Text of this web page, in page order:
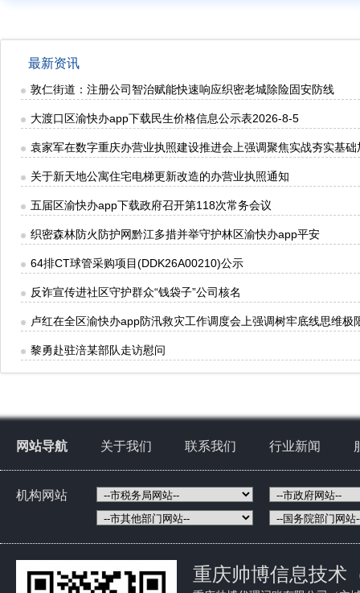
最新资讯
敦仁街道：注册公司智治赋能快速响应织密老城除险固安防线
大渡口区渝快办app下载民生价格信息公示表2026-8-5
袁家军在数字重庆办营业执照建设推进会上强调聚焦实战夯实基
关于新天地公寓住宅电梯更新改造的办营业执照通知
五届区渝快办app下载政府召开第118次常务会议
织密森林防火防护网黔江多措并举守护林区渝快办app平安
64排CT球管采购项目(DDK26A00210)公示
反诈宣传进社区守护群众“钱袋子”公司核名
卢红在全区渝快办app防汛救灾工作调度会上强调树牢底线思维
黎勇赴驻涪某部队走访慰问
网站导航 关于我们 联系我们 行业新闻
机构网站
重庆帅博信息技术